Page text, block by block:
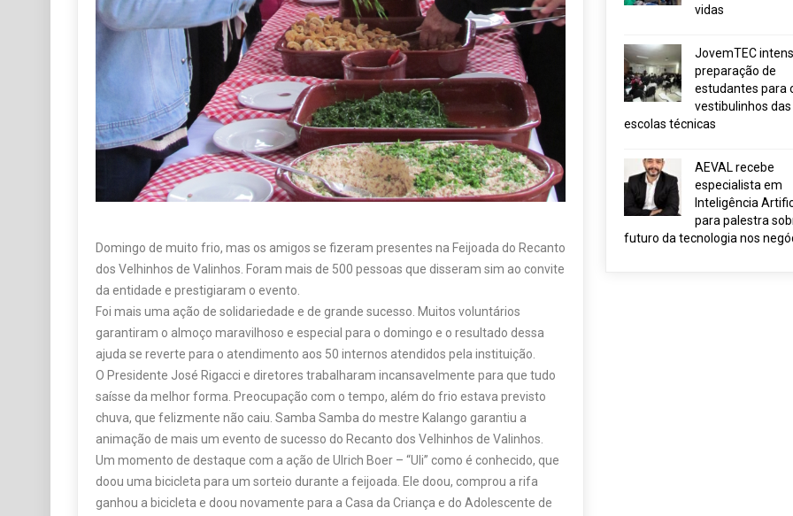
Domingo de muito frio, mas os amigos se fizeram presentes na Feijoada do Recanto
dos Velhinhos de Valinhos. Foram mais de 500 pessoas que disseram sim ao convite
da entidade e prestigiaram o evento.
Foi mais uma ação de solidariedade e de grande sucesso. Muitos voluntários
garantiram o almoço maravilhoso e especial para o domingo e o resultado dessa
ajuda se reverte para o atendimento aos 50 internos atendidos pela instituição.
O Presidente José Rigacci e diretores trabalharam incansavelmente para que tudo
saísse da melhor forma. Preocupação com o tempo, além do frio estava previsto
chuva, que felizmente não caiu. Samba Samba do mestre Kalango garantiu a
animação de mais um evento de sucesso do Recanto dos Velhinhos de Valinhos.
Um momento de destaque com a ação de Ulrich Boer – “Uli” como é conhecido, que
doou uma bicicleta para um sorteio durante a feijoada. Ele doou, comprou a rifa
ganhou a bicicleta e doou novamente para a Casa da Criança e do Adolescente de
vidas
JovemTEC
preparação de
estudantes para
vestibulinhos das
escolas técnicas
AEVAL recebe
especialista em
Inteligência
para palestra
futuro da tecnologia nos